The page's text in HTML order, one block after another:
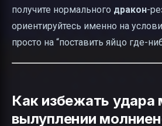
получите нормального дракон-
ориентируйтесь именно на
просто на “поставить яйцо где-
Как избежать удара
вылуплении